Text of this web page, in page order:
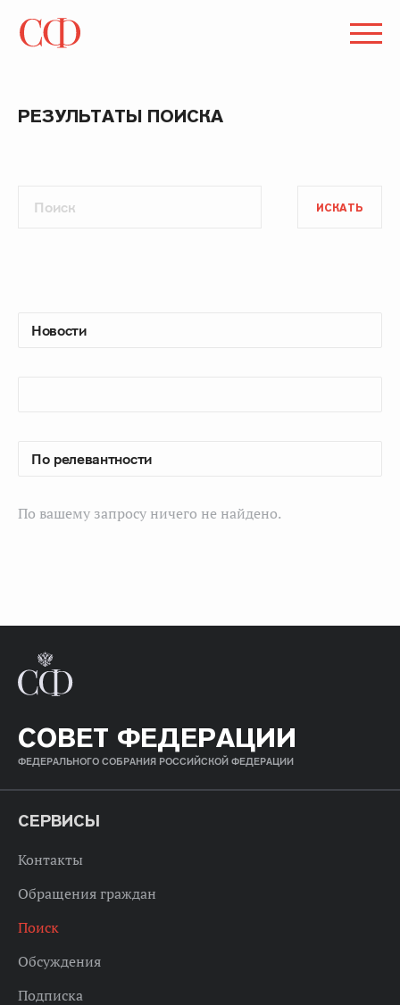
РЕЗУЛЬТАТЫ ПОИСКА
ИСКАТЬ
По вашему запросу ничего не найдено.
СОВЕТ ФЕДЕРАЦИИ
ФЕДЕРАЛЬНОГО СОБРАНИЯ РОССИЙСКОЙ ФЕДЕРАЦИИ
СЕРВИСЫ
Контакты
Обращения граждан
Поиск
Обсуждения
Подписка